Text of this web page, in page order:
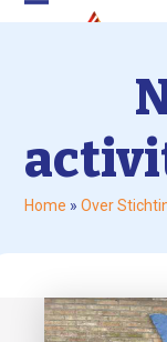
Open
Close
Home »Over